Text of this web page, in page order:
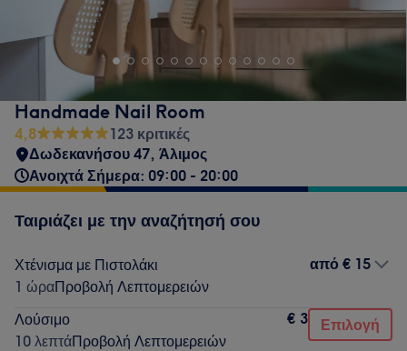
Handmade Nail Room
4,8
123 κριτικές
Δωδεκανήσου 47, Άλιμος
Ανοιχτά Σήμερα: 09:00 - 20:00
Ταιριάζει με την αναζήτησή σου
Χτένισμα με Πιστολάκι
1 ώραΠροβολή Λεπτομερειών
από € 15
Λούσιμο
10 λεπτάΠροβολή Λεπτομερειών
€ 3 Επιλογή